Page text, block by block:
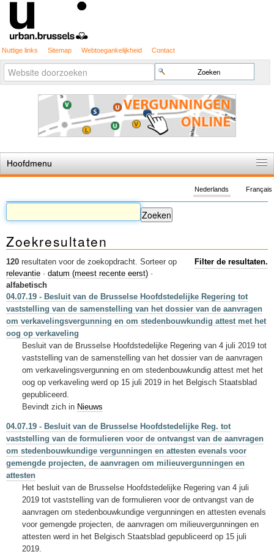
Nuttige links Sitemap Webtoegankelijkheid Contact
Zoek
Geavanceerd
zoeken...
Hoofdmenu
De spelregels
Stedenbouwkundige vergunning
Cartografie
Studies en publicaties
Sleutelwoorden
Stedenbouwkundige inlichtingen
Français
Nederlands
Zoekresultaten
120 resultaten voor de zoekopdracht. Filter de resultaten.
Sorteer op
relevantie · datum (meest recente eerst) ·
alfabetisch
04.07.19 - Besluit van de Brusselse Hoofdstedelijke Regering tot
vaststelling van de samenstelling van het dossier van de aanvragen
om verkavelingsvergunning en om stedenbouwkundig attest met het
oog op verkaveling
Besluit van de Brusselse Hoofdstedelijke Regering van 4 juli 2019 tot
vaststelling van de samenstelling van het dossier van de aanvragen
om verkavelingsvergunning en om stedenbouwkundig attest met het
oog op verkaveling werd op 15 juli 2019 in het Belgisch Staatsblad
gepubliceerd.
Bevindt zich in Nieuws
04.07.19 - Besluit van de Brusselse Hoofdstedelijke Reg. tot
vaststelling van de formulieren voor de ontvangst van de aanvragen
om stedenbouwkundige vergunningen en attesten evenals voor
gemengde projecten, de aanvragen om milieuvergunningen en
attesten
Het besluit van de Brusselse Hoofdstedelijke Regering van 4 juli
2019 tot vaststelling van de formulieren voor de ontvangst van de
aanvragen om stedenbouwkundige vergunningen en attesten evenals
voor gemengde projecten, de aanvragen om milieuvergunningen en
attesten werd in het Belgisch Staatsblad gepubliceerd op 15 juli
2019.